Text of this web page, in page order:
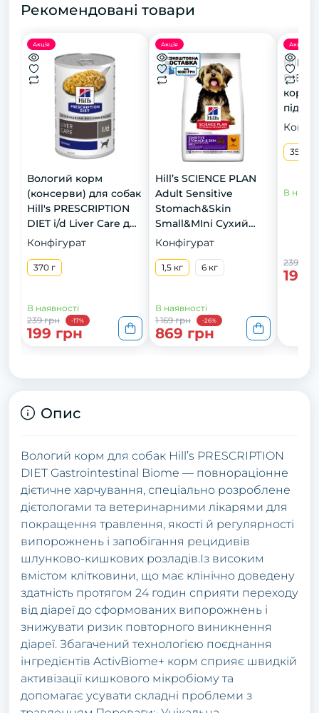
Рекомендовані товари
Акція
Вологий корм
(консерви) для собак
Hill's PRESCRIPTION
DIET i/d Liver Care для
підтримки здоров’я
Конфігурат
370 г
В наявності
239 грн
-17%
199 грн
Акція
Hill’s SCIENCE PLAN
Adult Sensitive
Stomach&Skin
Small&MIni Сухий
корм при чутливому
дорослих малих і
Конфігурат
1,5 кг 6 кг
В наявності
1 169 грн
-26%
869 грн
Акція
Hill’s
DIET
корм
350 г
В
239 грн
199
Опис
Вологий корм для собак Hill’s PRESCRIPTION
DIET Gastrointestinal Biome — повнораціонне
дієтичне харчування, спеціально розроблене
дієтологами та ветеринарними лікарями для
покращення травлення, якості й регулярності
випорожнень і запобігання рецидивів
шлунково-кишкових розладів.Із високим
вмістом клітковини, що має клінічно доведену
здатність протягом 24 годин сприяти переходу
від діареї до сформованих випорожнень і
знижувати ризик повторного виникнення
діареї. Збагачений технологією поєднання
інгредієнтів ActivBiome+ корм сприяє швидкій
активізації кишкового мікробіому та
допомагає усувати складні проблеми з